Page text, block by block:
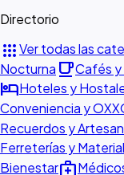
Directorio
appsVer todas las
Nocturna local_cafeCafés
hotelHoteles y
Conveniencia y
Recuerdos y
Ferreterías y
Bienestarmedical_services